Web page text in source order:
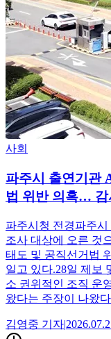
사회
파주시 출연기관
법 위반 의혹… 감
파주시청 전경파주
조사 대상에 오른 것
태도 및 공직선거법
일고 있다.28일 제보
소 권위적인 조직 운
왔다는 주장이 나왔
김영중 기자|